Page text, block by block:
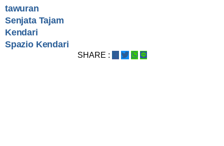
tawuran
Senjata Tajam
Kendari
Spazio Kendari
SHARE :